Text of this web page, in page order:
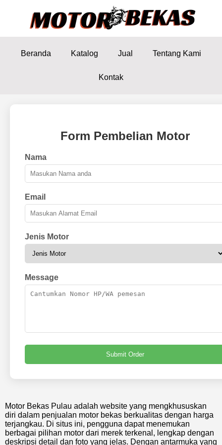
Beranda Katalog Jual Tentang Kami
Kontak
Form Pembelian Motor
Nama
Email
Jenis Motor
Message
Submit Order
Motor Bekas Pulau adalah website yang mengkhususkan
diri dalam penjualan motor bekas berkualitas dengan harga
terjangkau. Di situs ini, pengguna dapat menemukan
berbagai pilihan motor dari merek terkenal, lengkap dengan
deskripsi detail dan foto yang jelas. Dengan antarmuka yang